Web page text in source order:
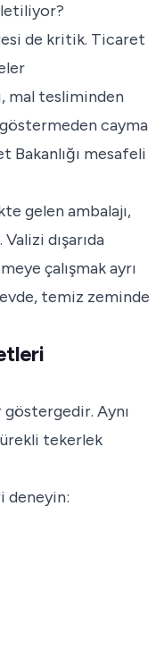
de kritik. Ticaret
mal tesliminden
cayma
Bakanlığı mesafeli
gelen ambalajı,
Valizi dışarıda
çalışmak ayrı
temiz zeminde
göstergedir. Aynı
tekerlek
deneyin: